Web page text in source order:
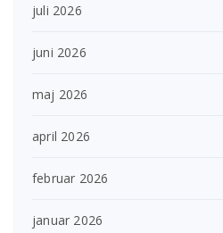
juli 2026
juni 2026
maj 2026
april 2026
februar 2026
januar 2026